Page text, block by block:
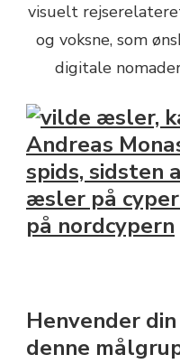
visuelt
og voksne, som
digitale
Henvender
denne